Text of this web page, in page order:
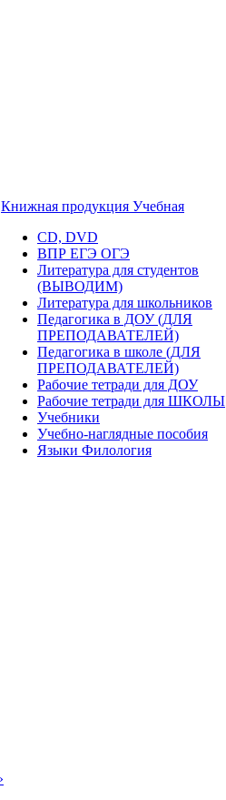
Книжная продукция Учебная
CD, DVD
ВПР ЕГЭ ОГЭ
Литература для студентов
(ВЫВОДИМ)
Литература для школьников
Педагогика в ДОУ (ДЛЯ
ПРЕПОДАВАТЕЛЕЙ)
Педагогика в школе (ДЛЯ
ПРЕПОДАВАТЕЛЕЙ)
Рабочие тетради для ДОУ
Рабочие тетради для ШКОЛЫ
Учебники
Учебно-наглядные пособия
Языки Филология